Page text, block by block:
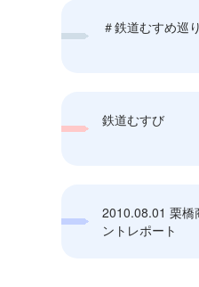
＃鉄道むすめ巡
鉄道むすび
2010.08.01 栗橋
ントレポート